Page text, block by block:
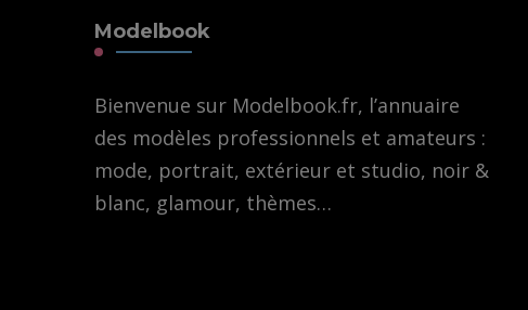
Modelbook
Bienvenue sur Modelbook.fr, l’annuaire
des modèles professionnels et amateurs :
mode, portrait, extérieur et studio, noir &
blanc, glamour, thèmes…